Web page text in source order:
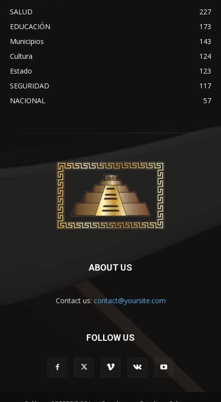
SALUD
227
EDUCACIÓN
173
Municipios
143
Cultura
124
Estado
123
SEGURIDAD
117
NACIONAL
57
ABOUT US
Contact us: contact@yoursite.com
FOLLOW US